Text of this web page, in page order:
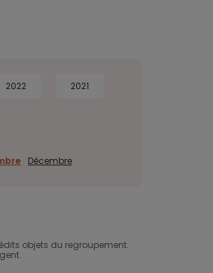
2022 2021
Décembre
objets du regroupement.